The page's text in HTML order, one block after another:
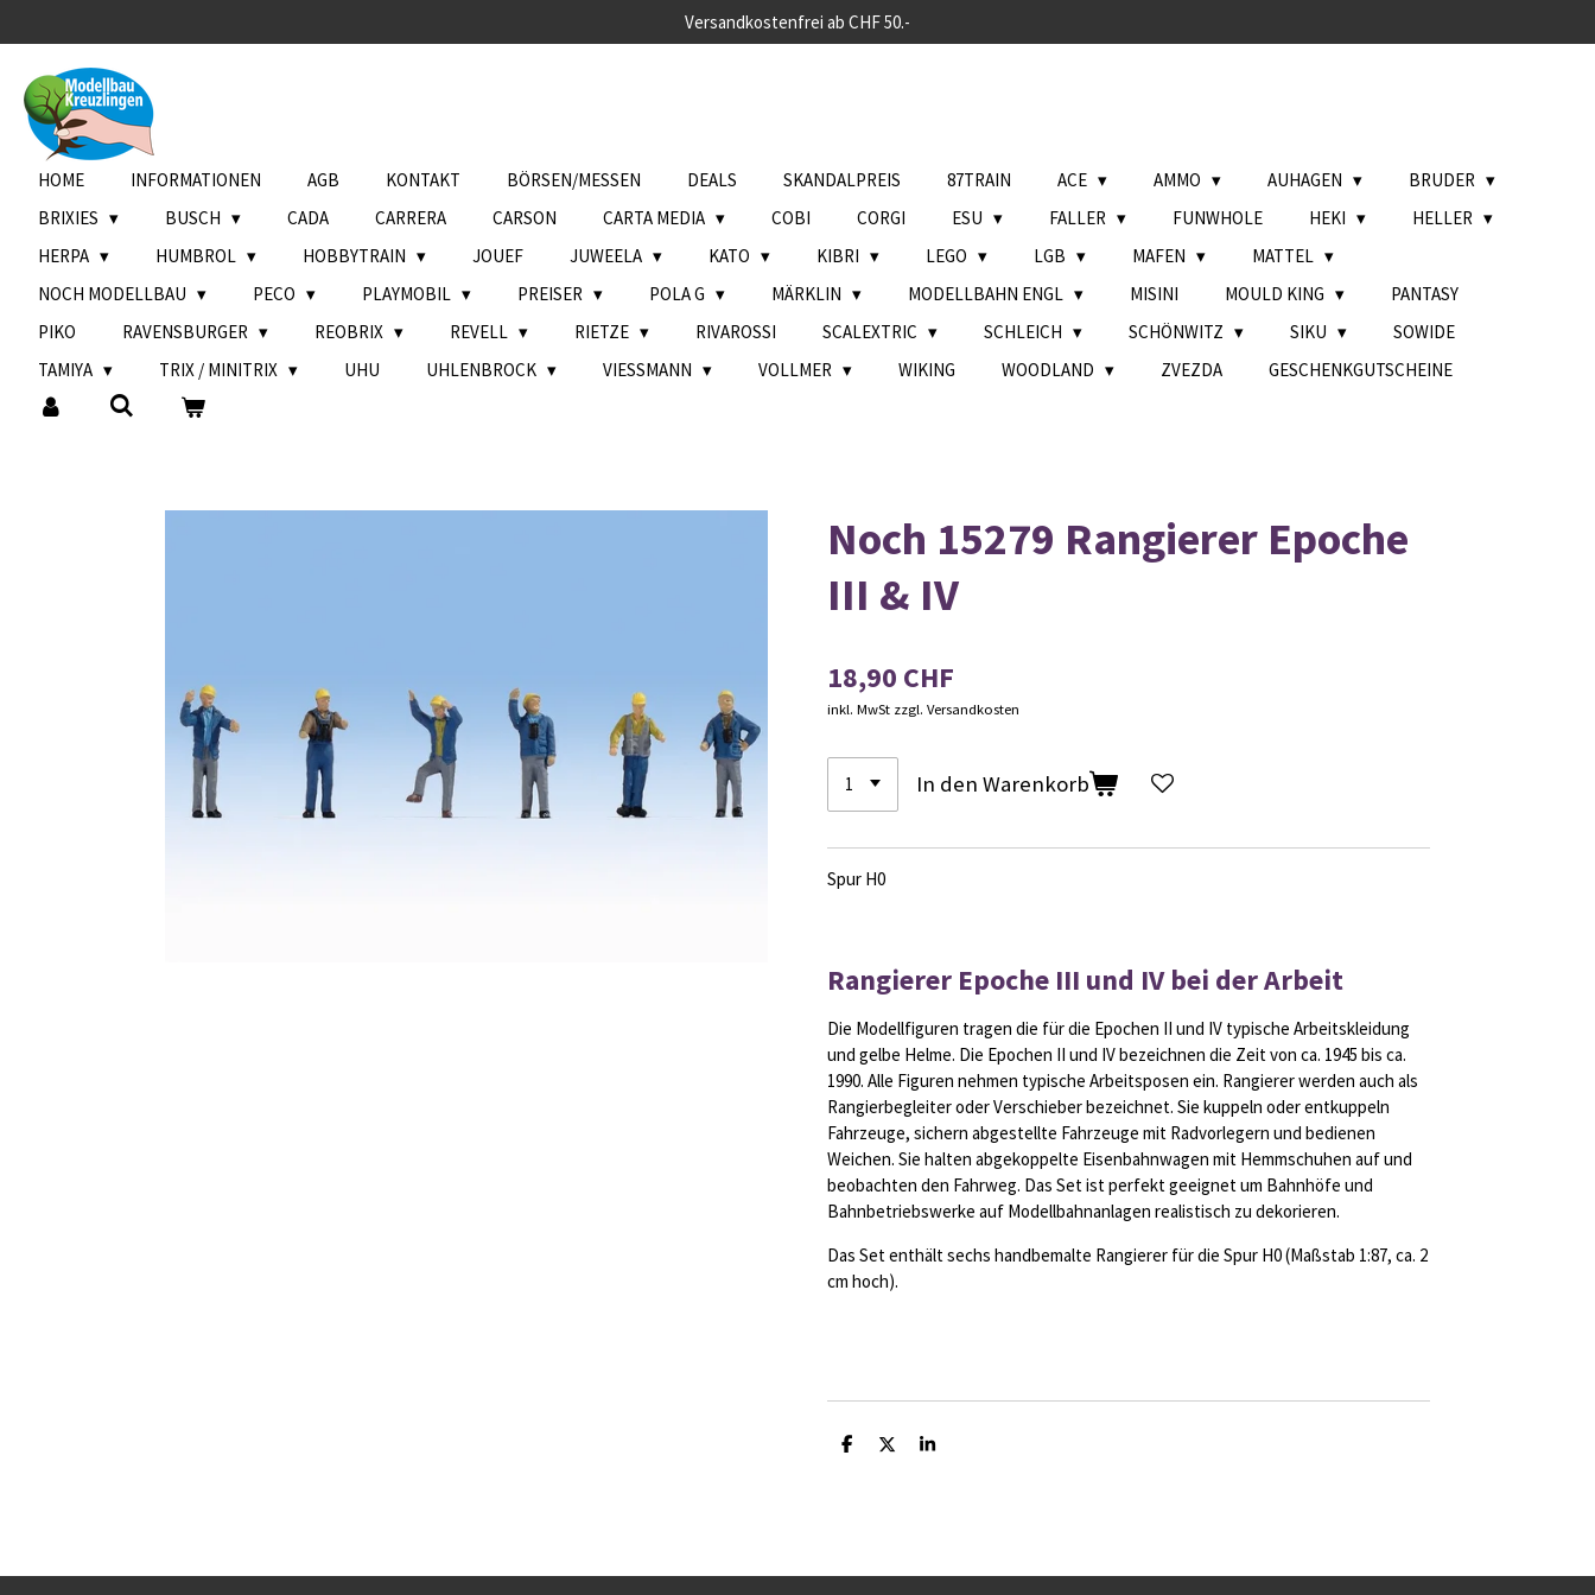
Hauptinhalt
springen
Versandkostenfrei ab CHF 50.-
HOME INFORMATIONEN AGB KONTAKT BÖRSEN/MESSEN DEALS SKANDALPREIS 87TRAIN ACE AMMO AUHAGEN
BRUDER
BRIXIES
BUSCH CADA CARRERA CARSON CARTA MEDIA COBI CORGI ESU FALLER FUNWHOLE HEKI
HELLER
HERPA
HUMBROL HOBBYTRAIN JOUEF JUWEELA KATO KIBRI LEGO LGB MAFEN
MATTEL
NOCH MODELLBAU
PECO PLAYMOBIL PREISER POLA G MÄRKLIN MODELLBAHN ENGL MISINI MOULD KING
PANTASY
PIKO
RAVENSBURGER REOBRIX REVELL RIETZE RIVAROSSI SCALEXTRIC SCHLEICH SCHÖNWITZ SIKU
SOWIDE
TAMIYA
TRIX / MINITRIX UHU UHLENBROCK VIESSMANN VOLLMER WIKING WOODLAND ZVEZDA GESCHENKGUTSCHEINE
Noch 15279 Rangierer Epoche
III & IV
18,90 CHF
inkl. MwSt zzgl. Versandkosten
In den Warenkorb
Spur H0
Rangierer Epoche III und IV bei der Arbeit
Die Modellfiguren tragen die für die Epochen II und IV typische Arbeitskleidung
und gelbe Helme. Die Epochen II und IV bezeichnen die Zeit von ca. 1945 bis ca.
1990. Alle Figuren nehmen typische Arbeitsposen ein. Rangierer werden auch als
Rangierbegleiter oder Verschieber bezeichnet. Sie kuppeln oder entkuppeln
Fahrzeuge, sichern abgestellte Fahrzeuge mit Radvorlegern und bedienen
Weichen. Sie halten abgekoppelte Eisenbahnwagen mit Hemmschuhen auf und
beobachten den Fahrweg. Das Set ist perfekt geeignet um Bahnhöfe und
Bahnbetriebswerke auf Modellbahnanlagen realistisch zu dekorieren.
Das Set enthält sechs handbemalte Rangierer für die Spur H0 (Maßstab 1:87, ca. 2
cm hoch).
T
T
T